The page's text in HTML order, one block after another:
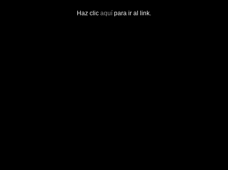
Haz clic aquí para ir al link.